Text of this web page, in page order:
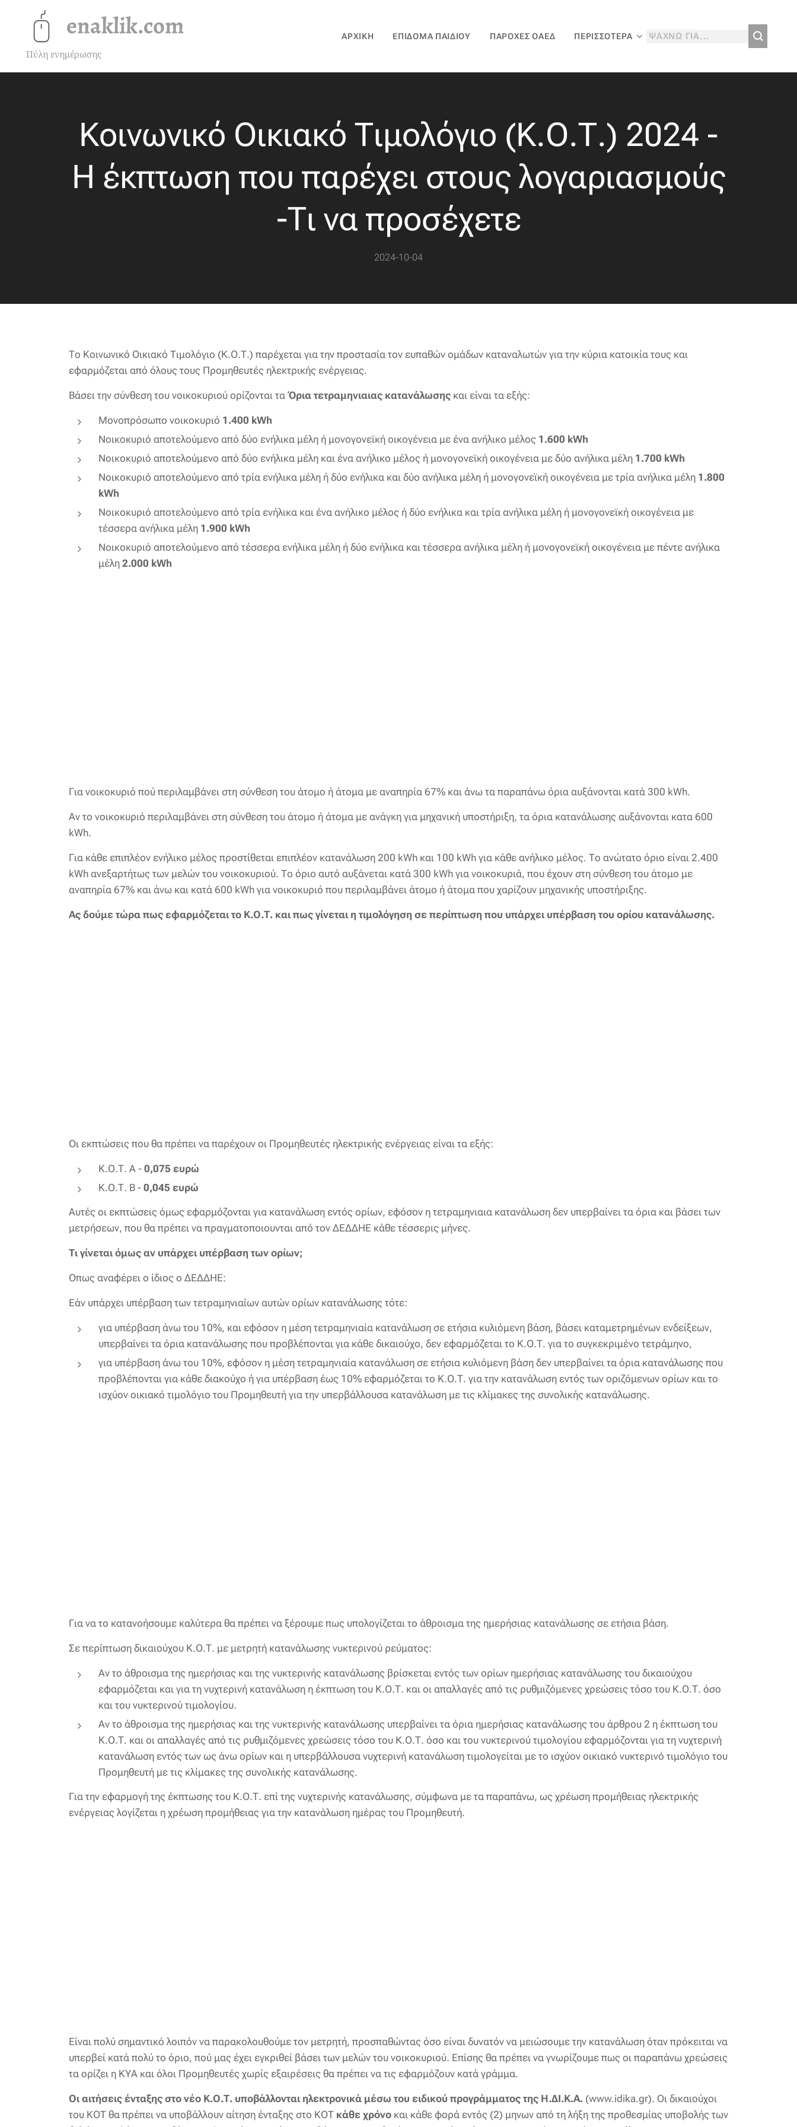
enaklik.com
Πύλη ενημέρωσης
ΑΡΧΙΚΉ ΕΠΊΔΟΜΑ ΠΑΙΔΙΟΎ ΠΑΡΟΧΈΣ ΟΑΕΔ ΠΕΡΙΣΣΌΤΕΡΑ
Κοινωνικό Οικιακό Τιμολόγιο (Κ.Ο.Τ.) 2024 -
Η έκπτωση που παρέχει στους λογαριασμούς
-Τι να προσέχετε
2024-10-04
Το Κοινωνικό Οικιακό Τιμολόγιο (Κ.Ο.Τ.) παρέχεται για την προστασία τον ευπαθών ομάδων καταναλωτών για την κύρια κατοικία τους και
εφαρμόζεται από όλους τους Προμηθευτές ηλεκτρικής ενέργειας.
Βάσει την σύνθεση του νοικοκυριού ορίζονται τα Όρια τετραμηνιαιας κατανάλωσης και είναι τα εξής:
Μονοπρόσωπο νοικοκυριό 1.400 kWh
Νοικοκυριό αποτελούμενο από δύο ενήλικα μέλη ή μονογονεϊκή οικογένεια με ένα ανήλικο μέλος 1.600 kWh
Νοικοκυριό αποτελούμενο από δύο ενήλικα μέλη και ένα ανήλικο μέλος ή μονογονεϊκή οικογένεια με δύο ανήλικα μέλη 1.700 kWh
Νοικοκυριό αποτελούμενο από τρία ενήλικα μέλη ή δύο ενήλικα και δύο ανήλικα μέλη ή μονογονεϊκή οικογένεια με τρία ανήλικα μέλη 1.800
kWh
Νοικοκυριό αποτελούμενο από τρία ενήλικα και ένα ανήλικο μέλος ή δύο ενήλικα και τρία ανήλικα μέλη ή μονογονεϊκή οικογένεια με
τέσσερα ανήλικα μέλη 1.900 kWh
Νοικοκυριό αποτελούμενο από τέσσερα ενήλικα μέλη ή δύο ενήλικα και τέσσερα ανήλικα μέλη ή μονογονεϊκή οικογένεια με πέντε ανήλικα
μέλη 2.000 kWh
Για νοικοκυριό πού περιλαμβάνει στη σύνθεση του άτομο ή άτομα με αναπηρία 67% και άνω τα παραπάνω όρια αυξάνονται κατά 300 kWh.
Αν το νοικοκυριό περιλαμβάνει στη σύνθεση του άτομο ή άτομα με ανάγκη για μηχανική υποστήριξη, τα όρια κατανάλωσης αυξάνονται κατα 600
kWh.
Για κάθε επιπλέον ενήλικο μέλος προστίθεται επιπλέον κατανάλωση 200 kWh και 100 kWh για κάθε ανήλικο μέλος. Το ανώτατο όριο είναι 2.400
kWh ανεξαρτήτως των μελών του νοικοκυριού. Το όριο αυτό αυξάνεται κατά 300 kWh για νοικοκυριά, που έχουν στη σύνθεση του άτομο με
αναπηρία 67% και άνω και κατά 600 kWh για νοικοκυριό που περιλαμβάνει άτομο ή άτομα που χαρίζουν μηχανικής υποστήριξης.
Ας δούμε τώρα πως εφαρμόζεται το Κ.Ο.Τ. και πως γίνεται η τιμολόγηση σε περίπτωση που υπάρχει υπέρβαση του ορίου κατανάλωσης.
Οι εκπτώσεις που θα πρέπει να παρέχουν οι Προμηθευτές ηλεκτρικής ενέργειας είναι τα εξής:
Κ.Ο.Τ. Α - 0,075 ευρώ
Κ.Ο.Τ. Β - 0,045 ευρώ
Αυτές οι εκπτώσεις όμως εφαρμόζονται για κατανάλωση εντός ορίων, εφόσον η τετραμηνιαια κατανάλωση δεν υπερβαίνει τα όρια και βάσει των
μετρήσεων, που θα πρέπει να πραγματοποιουνται από τον ΔΕΔΔΗΕ κάθε τέσσερις μήνες.
Τι γίνεται όμως αν υπάρχει υπέρβαση των ορίων;
Οπως αναφέρει ο ίδιος ο ΔΕΔΔΗΕ:
Εάν υπάρχει υπέρβαση των τετραμηνιαίων αυτών ορίων κατανάλωσης τότε:
για υπέρβαση άνω του 10%, και εφόσον η μέση τετραμηνιαία κατανάλωση σε ετήσια κυλιόμενη βάση, βάσει καταμετρημένων ενδείξεων,
υπερβαίνει τα όρια κατανάλωσης που προβλέπονται για κάθε δικαιούχο, δεν εφαρμόζεται το Κ.Ο.Τ. για το συγκεκριμένο τετράμηνο,
για υπέρβαση άνω του 10%, εφόσον η μέση τετραμηνιαία κατανάλωση σε ετήσια κυλιόμενη βάση δεν υπερβαίνει τα όρια κατανάλωσης που
προβλέπονται για κάθε διακούχο ή για υπέρβαση έως 10% εφαρμόζεται το Κ.Ο.Τ. για την κατανάλωση εντός των οριζόμενων ορίων και το
ισχύον οικιακό τιμολόγιο του Προμηθευτή για την υπερβάλλουσα κατανάλωση με τις κλίμακες της συνολικής κατανάλωσης.
Για να το κατανοήσουμε καλύτερα θα πρέπει να ξέρουμε πως υπολογίζεται το άθροισμα της ημερήσιας κατανάλωσης σε ετήσια βάση.
Σε περίπτωση δικαιούχου Κ.Ο.Τ. με μετρητή κατανάλωσης νυκτερινού ρεύματος:
Αν το άθροισμα της ημερήσιας και της νυκτερινής κατανάλωσης βρίσκεται εντός των ορίων ημερήσιας κατανάλωσης του δικαιούχου
εφαρμόζεται και για τη νυχτερινή κατανάλωση η έκπτωση του Κ.Ο.Τ. και οι απαλλαγές από τις ρυθμιζόμενες χρεώσεις τόσο του Κ.Ο.Τ. όσο
και του νυκτερινού τιμολογίου.
Αν το άθροισμα της ημερήσιας και της νυκτερινής κατανάλωσης υπερβαίνει τα όρια ημερήσιας κατανάλωσης του άρθρου 2 η έκπτωση του
Κ.Ο.Τ. και οι απαλλαγές από τις ρυθμιζόμενες χρεώσεις τόσο του Κ.Ο.Τ. όσο και του νυκτερινού τιμολογίου εφαρμόζονται για τη νυχτερινή
κατανάλωση εντός των ως άνω ορίων και η υπερβάλλουσα νυχτερινή κατανάλωση τιμολογείται με το ισχύον οικιακό νυκτερινό τιμολόγιο του
Προμηθευτή με τις κλίμακες της συνολικής κατανάλωσης.
Για την εφαρμογή της έκπτωσης του Κ.Ο.Τ. επί της νυχτερινής κατανάλωσης, σύμφωνα με τα παραπάνω, ως χρέωση προμήθειας ηλεκτρικής
ενέργειας λογίζεται η χρέωση προμήθειας για την κατανάλωση ημέρας του Προμηθευτή.
Είναι πολύ σημαντικό λοιπόν να παρακολουθούμε τον μετρητή, προσπαθώντας όσο είναι δυνατόν να μειώσουμε την κατανάλωση όταν πρόκειται να
υπερβεί κατά πολύ το όριο, πού μας έχει εγκριθεί βάσει των μελών του νοικοκυριού. Επίσης θα πρέπει να γνωρίζουμε πως οι παραπάνω χρεώσεις
τα ορίζει η ΚΥΑ και όλοι Προμηθευτές χωρίς εξαιρέσεις θα πρέπει να τις εφαρμόζουν κατά γράμμα.
Οι αιτήσεις ένταξης στο νέο Κ.Ο.Τ. υποβάλλονται ηλεκτρονικά μέσω του ειδικού προγράμματος της Η.ΔΙ.Κ.Α. (www.idika.gr). Οι δικαιούχοι
του ΚΟΤ θα πρέπει να υποβάλλουν αίτηση ένταξης στο ΚΟΤ κάθε χρόνο και κάθε φορά εντός (2) μηνων από τη λήξη της προθεσμίας υποβολής των